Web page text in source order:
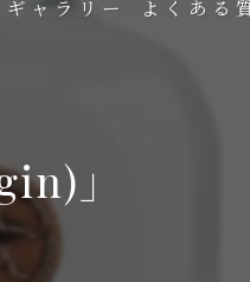
ギャラリー よくある
」